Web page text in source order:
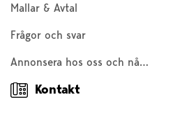
Mallar & Avtal
Frågor och svar
Annonsera hos oss och nå 200 000 företagare och entreprenörer
Kontakt